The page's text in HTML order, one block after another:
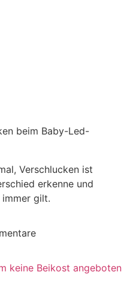
beim Baby-Led-
Verschlucken ist
erkenne und
immer gilt.